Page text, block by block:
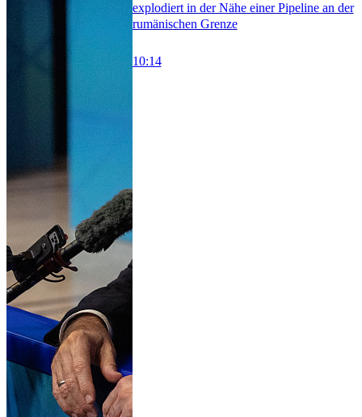
explodiert in der Nähe einer Pipeline an der
rumänischen Grenze
10:14